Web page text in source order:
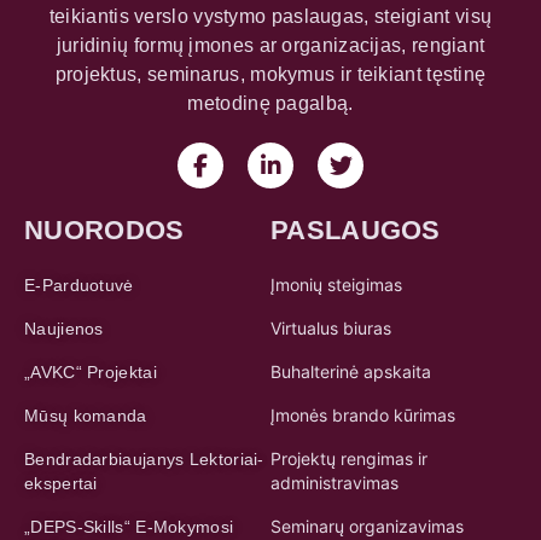
teikiantis verslo vystymo paslaugas, steigiant visų
juridinių formų įmones ar organizacijas, rengiant
projektus, seminarus, mokymus ir teikiant tęstinę
metodinę pagalbą.
NUORODOS
E-Parduotuvė
Naujienos
„AVKC“ Projektai
Mūsų komanda
Bendradarbiaujanys Lektoriai-
ekspertai
„DEPS-Skills“ E-Mokymosi
PASLAUGOS
Įmonių steigimas
Virtualus biuras
Buhalterinė apskaita
Įmonės brando kūrimas
Projektų rengimas ir
administravimas
Seminarų organizavimas